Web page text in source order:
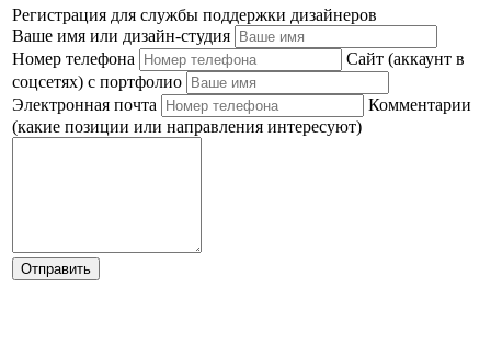
Регистрация для службы поддержки дизайнеров
Ваше имя или дизайн-студия
Номер телефона
Сайт (аккаунт в
соцсетях) с портфолио
Электронная почта
Комментарии
(какие позиции или направления интересуют)
Отправить